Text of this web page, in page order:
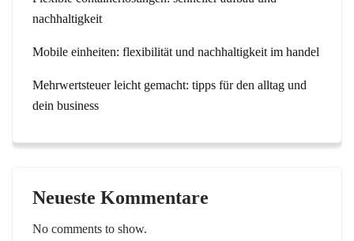
nachhaltigkeit
Mobile einheiten: flexibilität und nachhaltigkeit im handel
Mehrwertsteuer leicht gemacht: tipps für den alltag und
dein business
Neueste Kommentare
No comments to show.